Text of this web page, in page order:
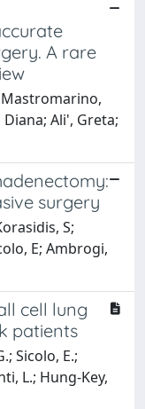
A rare
Mastromarino,
Ali', Greta;
surgery
S;
E; Ambrogi,
cell lung
patients
Sicolo, E.;
L.; Hung-Key,